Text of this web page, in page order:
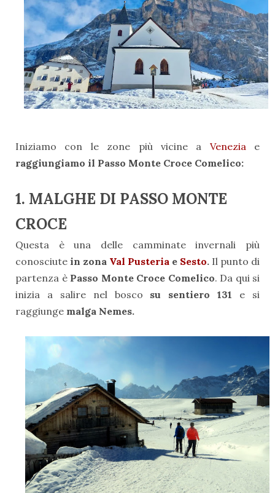
Iniziamo con le zone più vicine a Veneziae
raggiungiamo il Passo Monte Croce Comelico:
1. MALGHE DI PASSO MONTE
CROCE
Questa è una delle camminate invernali più
conosciute in zona Val Pusteria e Sesto. Il punto di
partenza è Passo Monte Croce Comelico. Da qui si
inizia a salire nel bosco su sentiero 131 e si
raggiunge malga Nemes.